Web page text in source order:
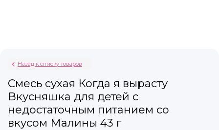
Назад к списку товаров
Смесь сухая Когда я вырасту
Вкусняшка для детей с
недостаточным питанием со
вкусом Малины 43 г